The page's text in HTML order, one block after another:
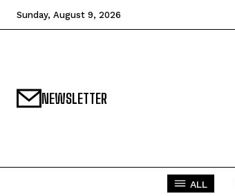
Sunday, August 9, 2026
NEWSLETTER
ALL